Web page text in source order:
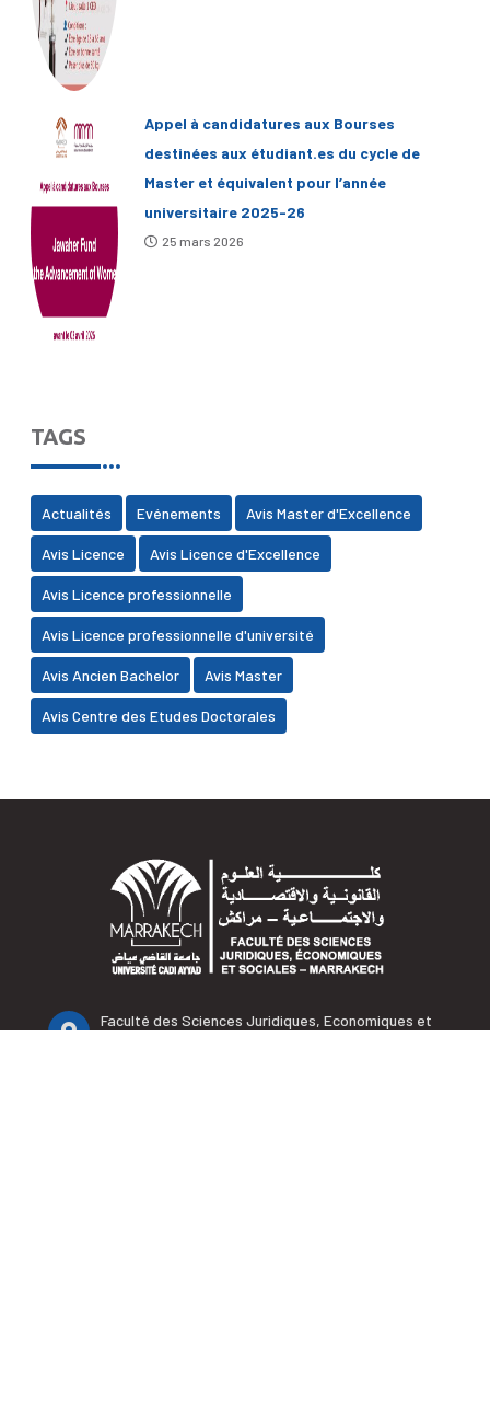
Appel à candidatures aux Bourses
destinées aux étudiant.es du cycle de
Master et équivalent pour l’année
universitaire 2025-26
25 mars 2026
TAGS
Actualités Evénements Avis Master d'Excellence
Avis Licence Avis Licence d'Excellence
Avis Licence professionnelle
Avis Licence professionnelle d'université
Avis Ancien Bachelor Avis Master
Avis Centre des Etudes Doctorales
Faculté des Sciences Juridiques, Economiques et